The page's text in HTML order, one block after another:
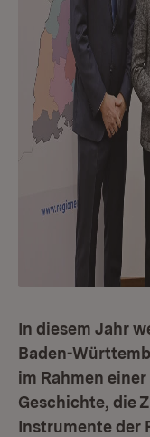
In diesem Jahr
Baden-
im Rahmen
Geschichte, die
Instrumente der